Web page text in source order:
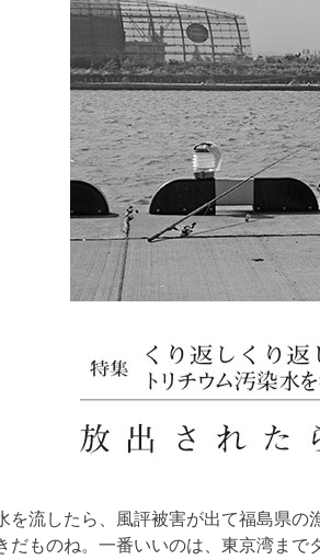
流したら、風評被害が出て福島県の
だものね。一番いいのは、東京湾ま